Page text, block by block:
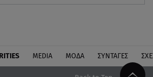
MEDIA ΜΟΔΑ ΣΥΝΤΑΓΕΣ